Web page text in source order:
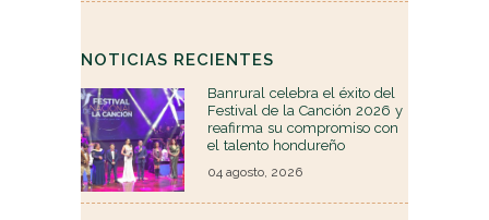
NOTICIAS RECIENTES
Banrural celebra el éxito del
Festival de la Canción 2026 y
reafirma su compromiso con
el talento hondureño
04 agosto, 2026